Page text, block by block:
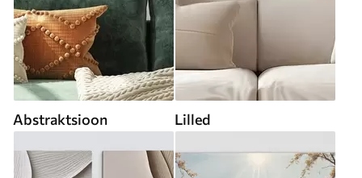
Abstraktsioon Lilled